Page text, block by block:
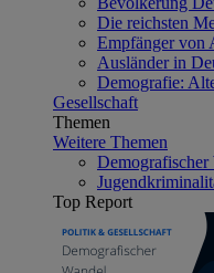
Die reichsten
Empfänger von
Ausländer in
Demografie:
Gesellschaft
Themen
Weitere Themen
Top Report